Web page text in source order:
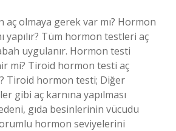
olmaya gerek var mı? Hormon
yapılır? Tüm hormon testleri aç
uygulanır. Hormon testi
mi? Tiroid hormon testi aç
Tiroid hormon testi; Diğer
gibi aç karnına yapılması
gıda besinlerinin vücudu
hormon seviyelerini